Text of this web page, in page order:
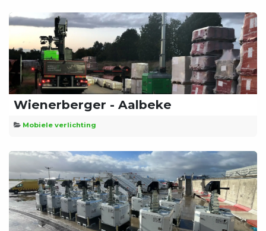
Wienerberger - Aalbeke
Mobiele verlichting